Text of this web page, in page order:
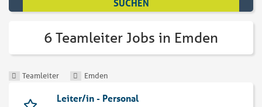
6 Teamleiter Jobs in Emden
Teamleiter Emden
Leiter/in - Personal